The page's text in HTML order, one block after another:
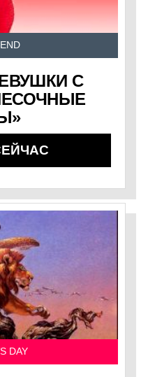
С
DAY